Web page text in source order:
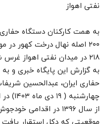
نفتی اهواز
۲۰۰ اصله نهال درخت کهور
۲۱۸ در میدان نفتی اهواز غرس شد.
به گزارش این پایگاه خبری و
از سال ۱۳۹۶ در